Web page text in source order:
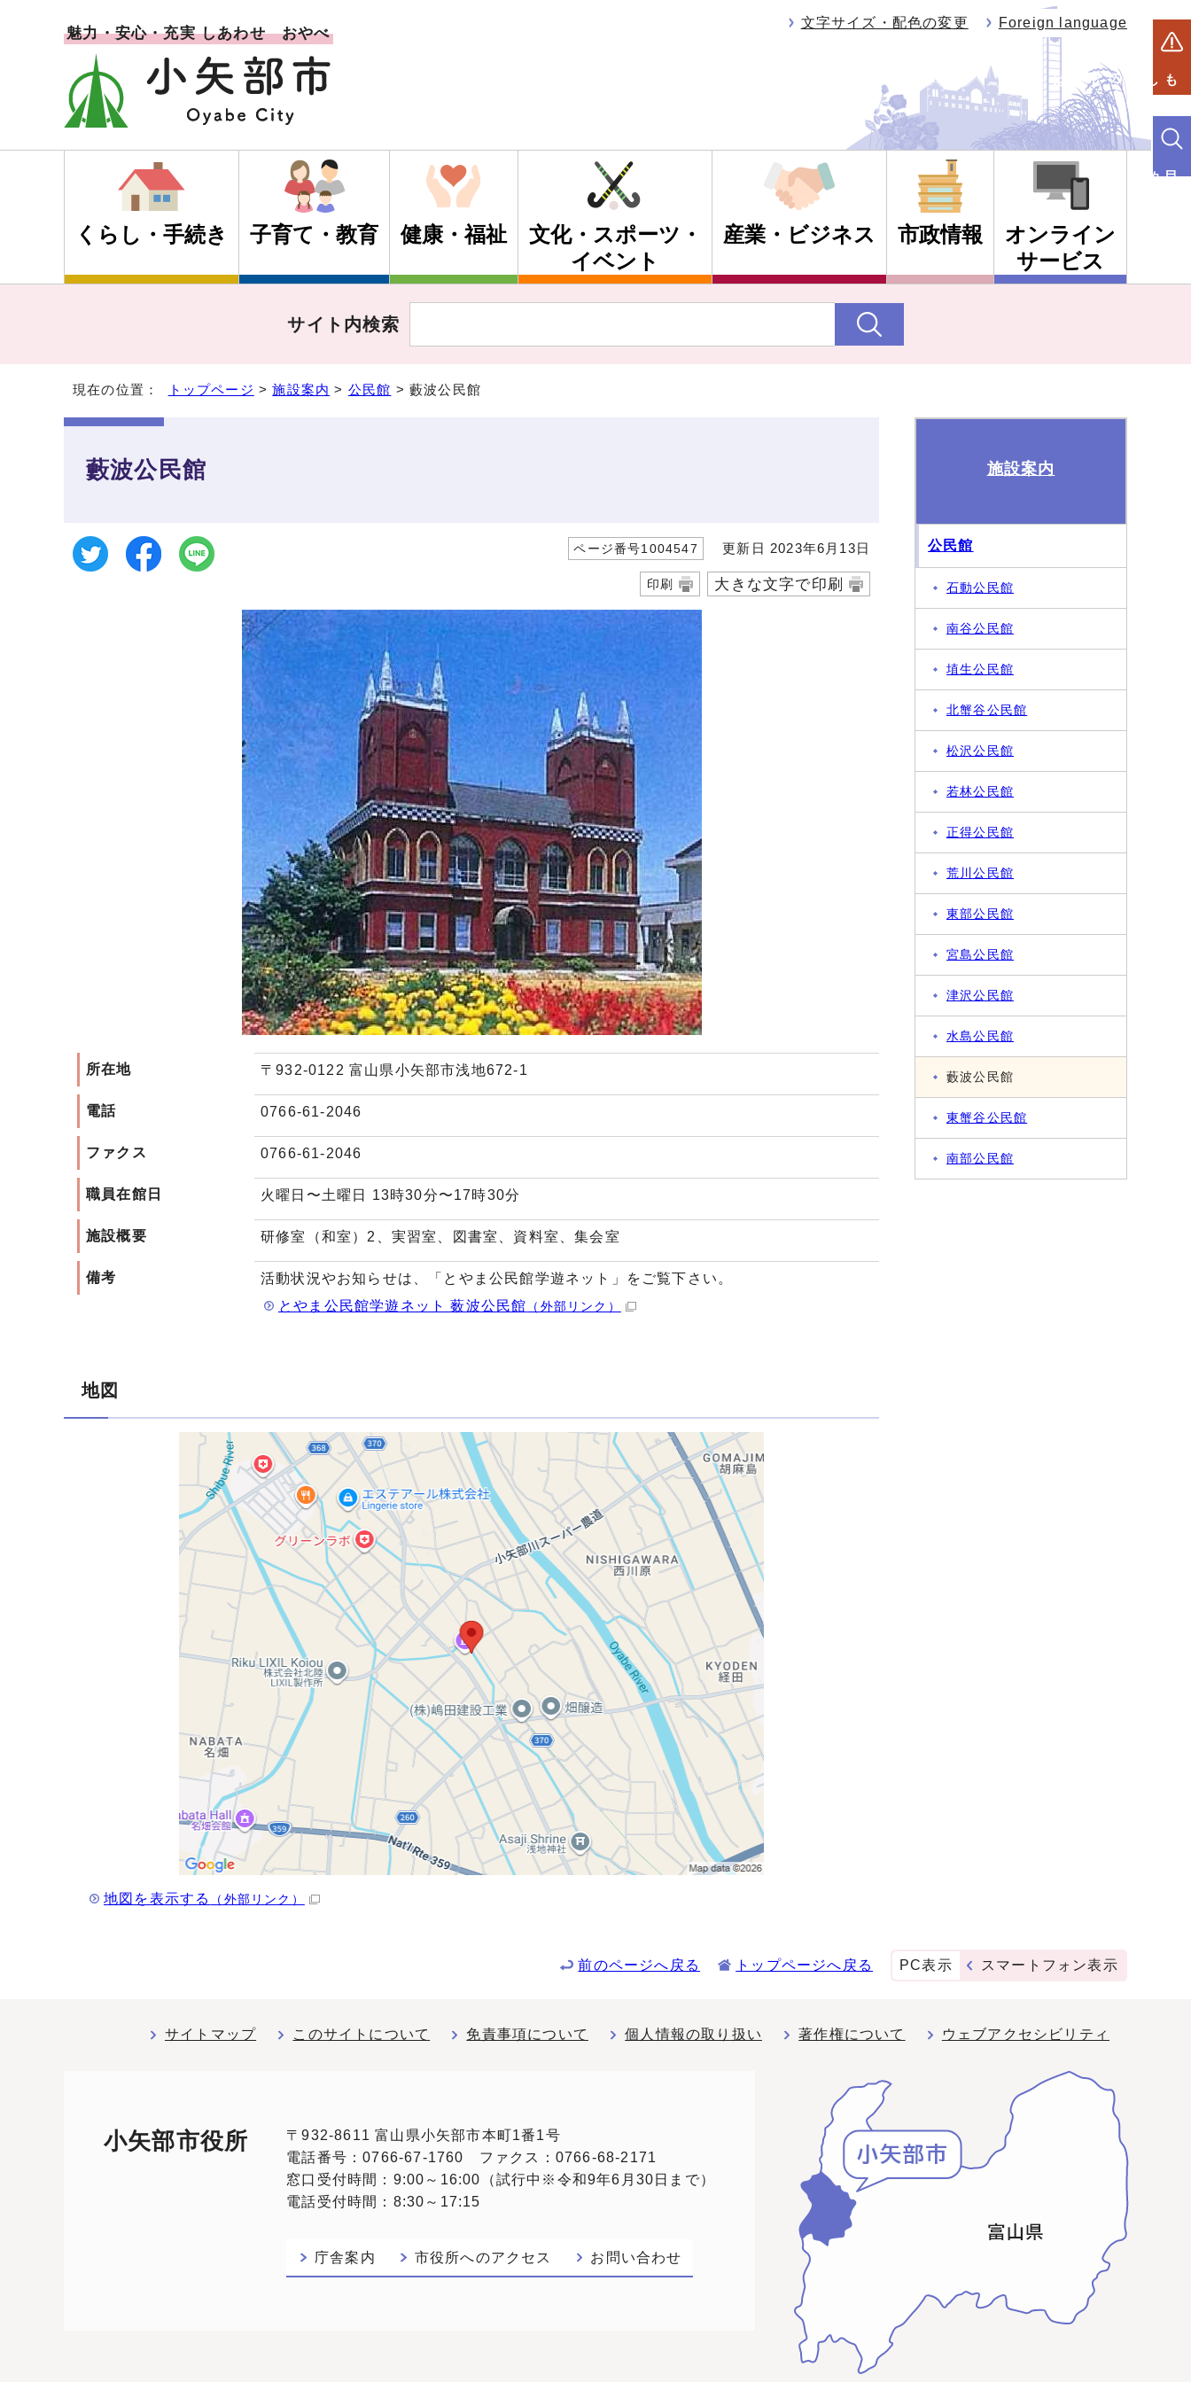
魅力・安心・充実 しあわせ おやべ
文字サイズ・配色の変更 Foreign language
もしものときは
くらし・手続き 子育て・教育 健康・福祉
文化・スポーツ・
イベント
産業・ビジネス 市政情報
オンライン
サービス
サイト内検索
現在の位置： トップページ >施設案内 > 公民館 > 藪波公民館
藪波公民館
ページ番号1004547 更新日 2023年6月13日
印刷 大きな文字で印刷
所在地 〒932-0122 富山県小矢部市浅地672-1
電話 0766-61-2046
ファクス 0766-61-2046
職員在館日 火曜日〜土曜日 13時30分〜17時30分
施設概要 研修室（和室）2、実習室、図書室、資料室、集会室
備考
活動状況やお知らせは、「とやま公民館学遊ネット」をご覧下さい。
とやま公民館学遊ネット 薮波公民館 （外部リンク）
地図
地図を表示する （外部リンク）
施設案内
公民館
石動公民館
南谷公民館
埴生公民館
北蟹谷公民館
松沢公民館
若林公民館
正得公民館
荒川公民館
東部公民館
宮島公民館
津沢公民館
水島公民館
藪波公民館
東蟹谷公民館
南部公民館
前のページへ戻る トップページへ戻る PC表示 スマートフォン表示
サイトマップ このサイトについて 免責事項について 個人情報の取り扱い 著作権について ウェブアクセシビリティ
小矢部市役所
〒932-8611 富山県小矢部市本町1番1号
電話番号：0766-67-1760 ファクス：0766-68-2171
窓口受付時間：9:00～16:00（試行中※令和9年6月30日まで）
電話受付時間：8:30～17:15
庁舎案内 市役所へのアクセス お問い合わせ